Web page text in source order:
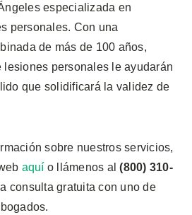
especializada en
personales. Con una
de más de 100 años,
lesiones personales le ayudarán
que solidificará la validez de
sobre nuestros servicios,
aquí o llámenos al (800) 310-
consulta gratuita con uno de